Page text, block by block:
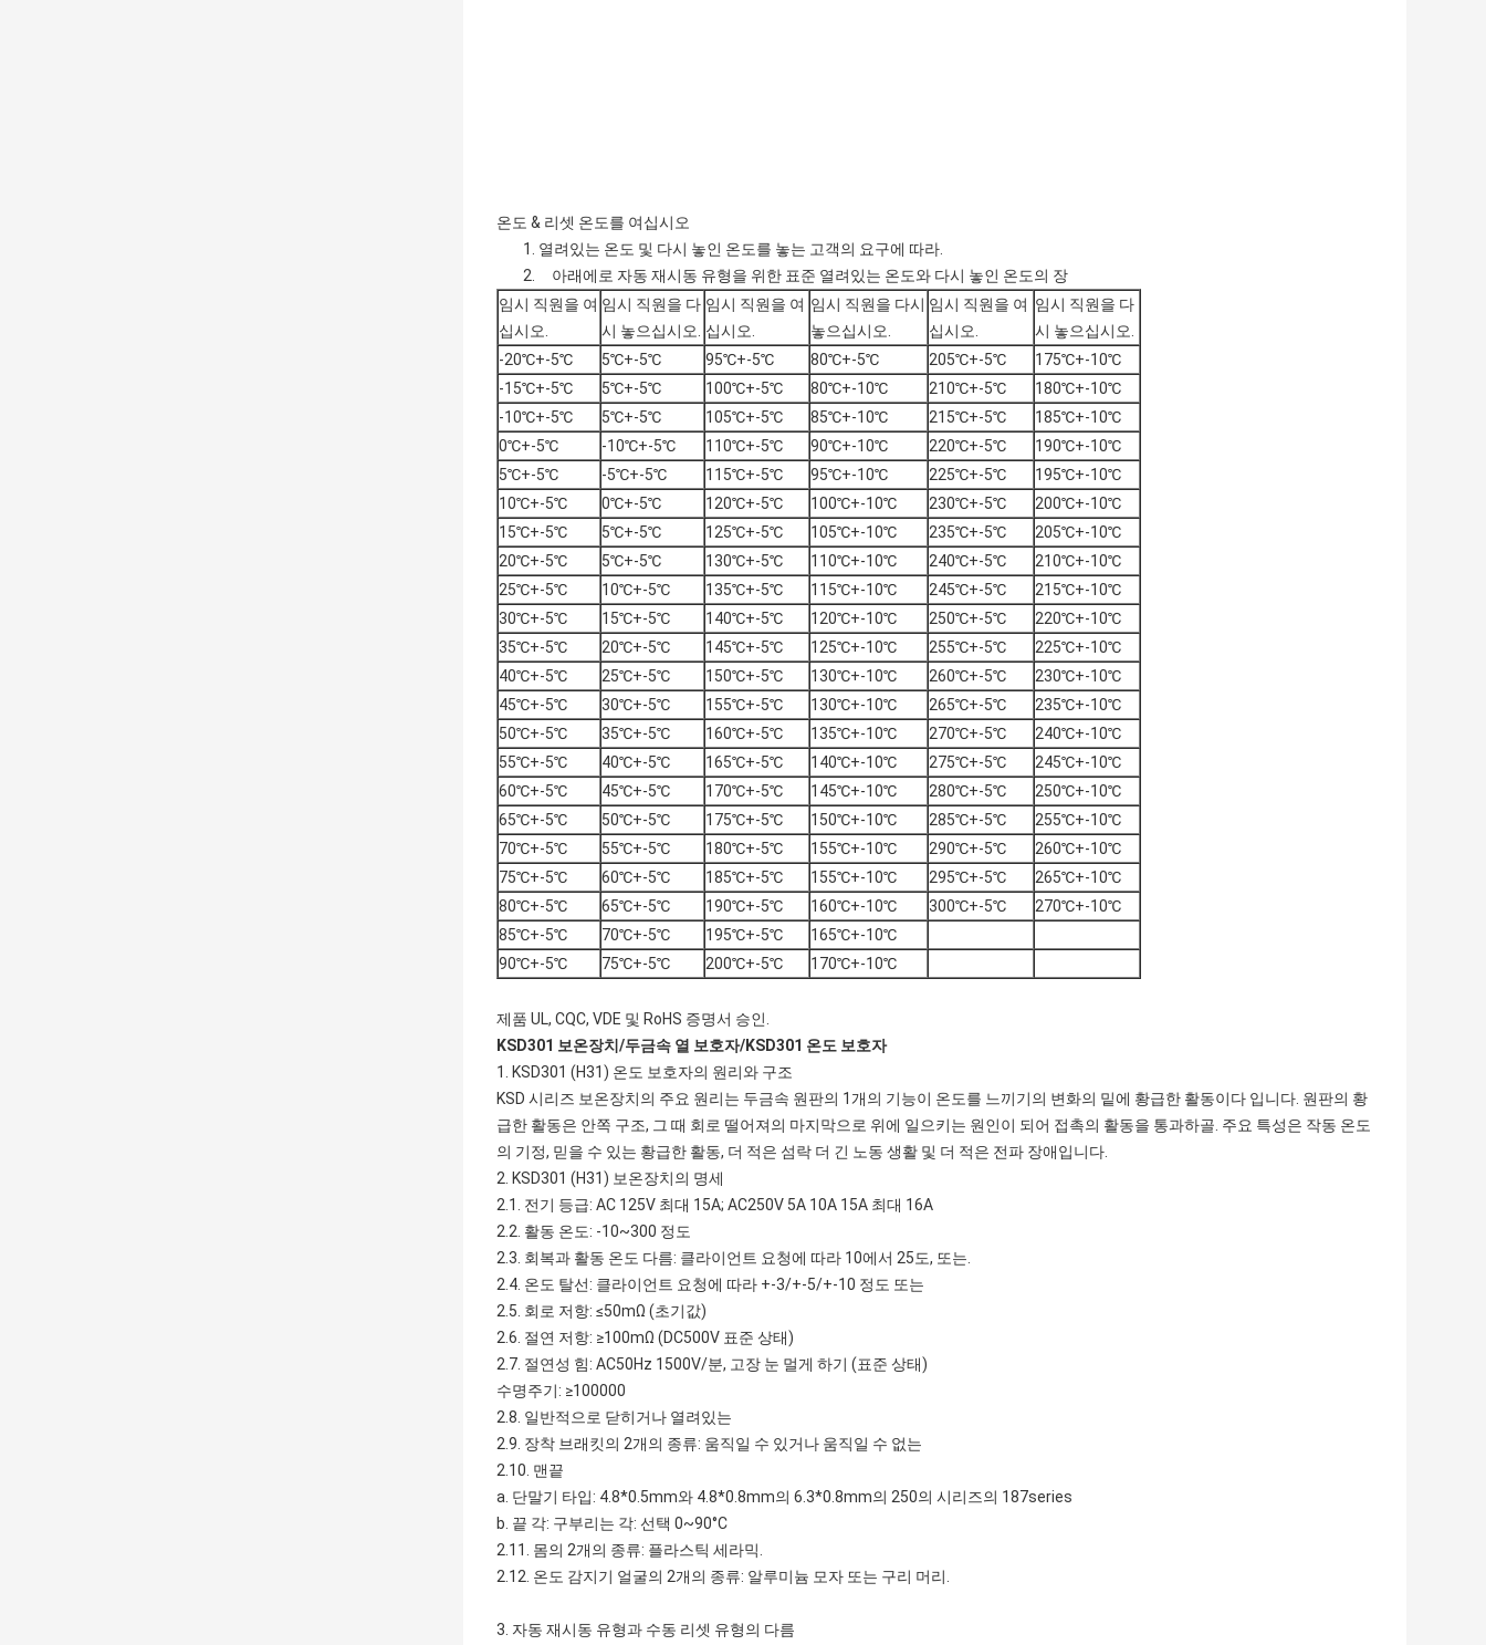
온도 & 리셋 온도를 여십시오
1. 열려있는 온도 및 다시 놓인 온도를 놓는 고객의 요구에 따라.
2. 아래에로 자동 재시동 유형을 위한 표준 열려있는 온도와 다시 놓인 온도의 장
임시 직원을 여
십시오.
임시 직원을 다
시 놓으십시오.
임시 직원을 여
십시오.
임시 직원을 다시
놓으십시오.
임시 직원을 여
십시오.
임시 직원을 다
시 놓으십시오.
-20℃+-5℃
5℃+-5℃ 95℃+-5℃ 80℃+-5℃ 205℃+-5℃
175℃+-10℃
-15℃+-5℃
5℃+-5℃ 100℃+-5℃ 80℃+-10℃ 210℃+-5℃
180℃+-10℃
-10℃+-5℃
5℃+-5℃ 105℃+-5℃ 85℃+-10℃ 215℃+-5℃
185℃+-10℃
0℃+-5℃
-10℃+-5℃ 110℃+-5℃ 90℃+-10℃ 220℃+-5℃
190℃+-10℃
5℃+-5℃
-5℃+-5℃ 115℃+-5℃ 95℃+-10℃ 225℃+-5℃
195℃+-10℃
10℃+-5℃
0℃+-5℃ 120℃+-5℃ 100℃+-10℃ 230℃+-5℃
200℃+-10℃
15℃+-5℃
5℃+-5℃ 125℃+-5℃ 105℃+-10℃ 235℃+-5℃
205℃+-10℃
20℃+-5℃
5℃+-5℃ 130℃+-5℃ 110℃+-10℃ 240℃+-5℃
210℃+-10℃
25℃+-5℃
10℃+-5℃ 135℃+-5℃ 115℃+-10℃ 245℃+-5℃
215℃+-10℃
30℃+-5℃
15℃+-5℃ 140℃+-5℃ 120℃+-10℃ 250℃+-5℃
220℃+-10℃
35℃+-5℃
20℃+-5℃ 145℃+-5℃ 125℃+-10℃ 255℃+-5℃
225℃+-10℃
40℃+-5℃
25℃+-5℃ 150℃+-5℃ 130℃+-10℃ 260℃+-5℃
230℃+-10℃
45℃+-5℃
30℃+-5℃ 155℃+-5℃ 130℃+-10℃ 265℃+-5℃
235℃+-10℃
50℃+-5℃
35℃+-5℃ 160℃+-5℃ 135℃+-10℃ 270℃+-5℃
240℃+-10℃
55℃+-5℃
40℃+-5℃ 165℃+-5℃ 140℃+-10℃ 275℃+-5℃
245℃+-10℃
60℃+-5℃
45℃+-5℃ 170℃+-5℃ 145℃+-10℃ 280℃+-5℃
250℃+-10℃
65℃+-5℃
50℃+-5℃ 175℃+-5℃ 150℃+-10℃ 285℃+-5℃
255℃+-10℃
70℃+-5℃
55℃+-5℃ 180℃+-5℃ 155℃+-10℃ 290℃+-5℃
260℃+-10℃
75℃+-5℃
60℃+-5℃ 185℃+-5℃ 155℃+-10℃ 295℃+-5℃
265℃+-10℃
80℃+-5℃
65℃+-5℃ 190℃+-5℃ 160℃+-10℃ 300℃+-5℃
270℃+-10℃
85℃+-5℃
70℃+-5℃ 195℃+-5℃
165℃+-10℃
90℃+-5℃
75℃+-5℃ 200℃+-5℃ 170℃+-10℃
제품 UL, CQC, VDE 및 RoHS 증명서 승인.
KSD301 보온장치/두금속 열 보호자/KSD301 온도 보호자
1. KSD301 (H31) 온도 보호자의 원리와 구조
KSD 시리즈 보온장치의 주요 원리는 두금속 원판의 1개의 기능이 온도를 느끼기의 변화의 밑에 황급한 활동이다 입니다. 원판의 황
급한 활동은 안쪽 구조, 그 때 회로 떨어져의 마지막으로 위에 일으키는 원인이 되어 접촉의 활동을 통과하골. 주요 특성은 작동 온도
의 기정, 믿을 수 있는 황급한 활동, 더 적은 섬락 더 긴 노동 생활 및 더 적은 전파 장애입니다.
2. KSD301 (H31) 보온장치의 명세
2.1. 전기 등급: AC 125V 최대 15A; AC250V 5A 10A 15A 최대 16A
2.2. 활동 온도: -10~300 정도
2.3. 회복과 활동 온도 다름: 클라이언트 요청에 따라 10에서 25도, 또는.
2.4. 온도 탈선: 클라이언트 요청에 따라 +-3/+-5/+-10 정도 또는
2.5. 회로 저항: ≤50mΩ (초기값)
2.6. 절연 저항: ≥100mΩ (DC500V 표준 상태)
2.7. 절연성 힘: AC50Hz 1500V/분, 고장 눈 멀게 하기 (표준 상태)
수명주기: ≥100000
2.8. 일반적으로 닫히거나 열려있는
2.9. 장착 브래킷의 2개의 종류: 움직일 수 있거나 움직일 수 없는
2.10. 맨끝
a. 단말기 타입: 4.8*0.5mm와 4.8*0.8mm의 6.3*0.8mm의 250의 시리즈의 187series
b. 끝 각: 구부리는 각: 선택 0~90°C
2.11. 몸의 2개의 종류: 플라스틱 세라믹.
2.12. 온도 감지기 얼굴의 2개의 종류: 알루미늄 모자 또는 구리 머리.
3. 자동 재시동 유형과 수동 리셋 유형의 다름